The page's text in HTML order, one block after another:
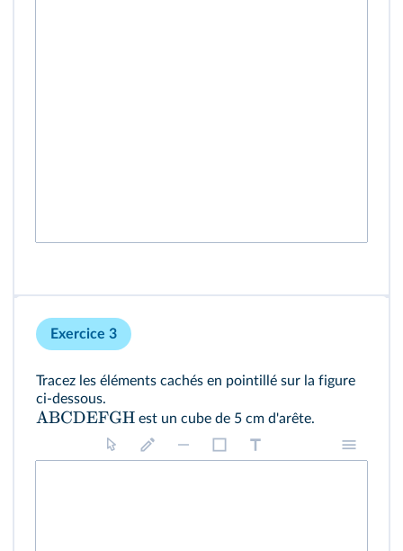
Exercice 3
Tracez les éléments cachés en pointillé sur la figure
ci-dessous.
ABCDEFGH est un cube de 5 cm d'arête.